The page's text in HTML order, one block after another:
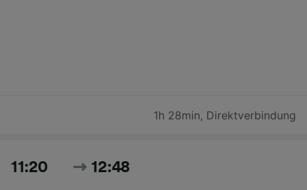
1h 28min, Direktverbindung
11:20 12:48